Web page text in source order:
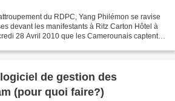
du RDPC, Yang Philémon se ravise
devant les manifestants à Ritz Carton Hôtel à
28 Avril 2010 que les Camerounais captent
de gestion des
(pour quoi faire?)